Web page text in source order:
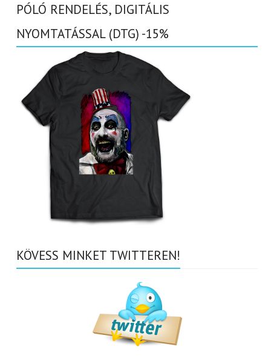
PÓLÓ RENDELÉS, DIGITÁLIS
NYOMTATÁSSAL (DTG) -15%
KÖVESS MINKET TWITTEREN!